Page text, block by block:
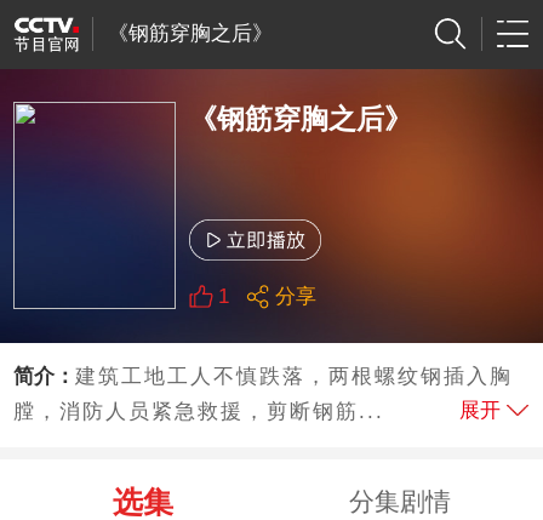
《钢筋穿胸之后》
《钢筋穿胸之后》
1 分享
简介：建筑工地工人不慎跌落，两根螺纹钢插入胸
膛，消防人员紧急救援，剪断钢筋...
展开
选集 分集剧情